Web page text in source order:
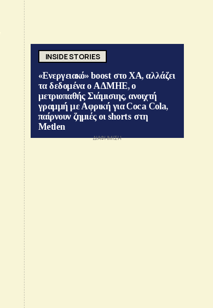
INSIDE STORIES
«Ενεργειακό» boost στο ΧΑ, αλλάζει
τα δεδομένα ο ΑΔΜΗΕ, ο
μετριοπαθής Σιάμισιης, ανοιχτή
γραμμή με Αφρική για Coca Cola,
παίρνουν ζημιές οι shorts στη
Metlen